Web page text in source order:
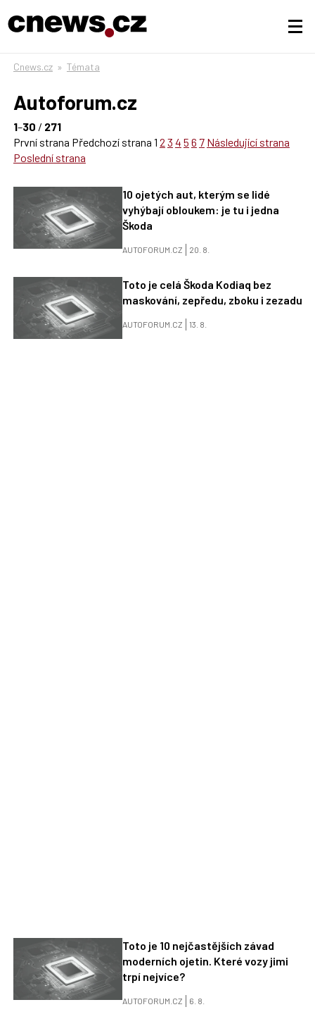
Cnews.cz » Témata
Autoforum.cz
1–30 / 271
První strana Předchozí strana 1 2 3 4 5 6 7 Následující strana
Poslední strana
10 ojetých aut, kterým se lidé
vyhýbají obloukem: je tu i jedna
Škoda
AUTOFORUM.CZ 20. 8.
Toto je celá Škoda Kodiaq bez
maskování, zepředu, zboku i zezadu
AUTOFORUM.CZ 13. 8.
Toto je 10 nejčastějších závad
moderních ojetin. Které vozy jimi
trpí nejvíce?
AUTOFORUM.CZ 6. 8.